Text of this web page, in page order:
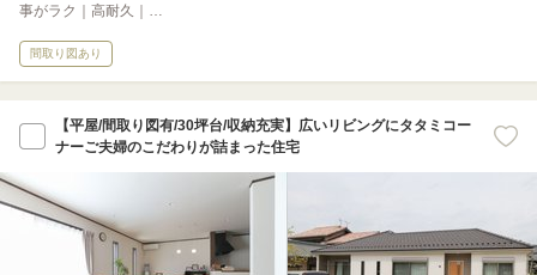
事がラク｜高耐久｜…
間取り図あり
【平屋/間取り図有/30坪台/収納充実】広いリビングにタタミコー
ナーご夫婦のこだわりが詰まった住宅